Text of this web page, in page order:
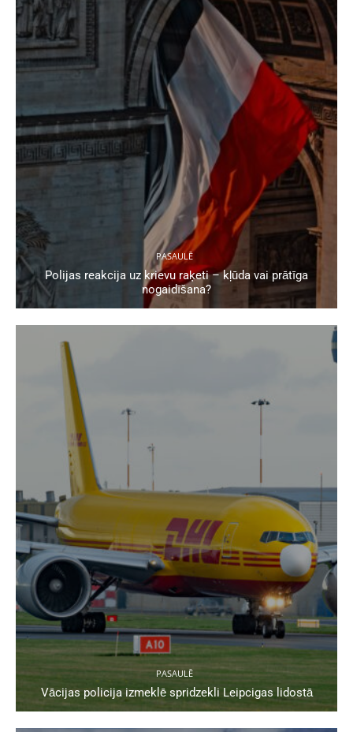
PASAULĒ
Polijas reakcija uz krievu raķeti – kļūda vai prātīga
nogaidīšana?
PASAULĒ
Vācijas policija izmeklē spridzekli Leipcigas lidostā